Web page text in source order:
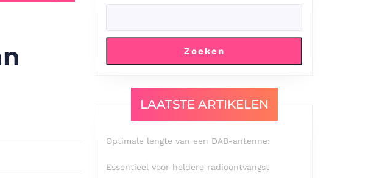
Zoeken
LAATSTE ARTIKELEN
Optimale lengte van een DAB-antenne:
Essentieel voor heldere radioontvangst